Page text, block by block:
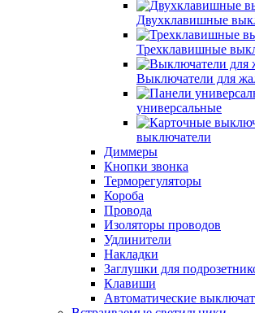
Двухклавишные
Трехклавишные
Выключатели для
универсальные
выключатели
Диммеры
Кнопки звонка
Терморегуляторы
Короба
Провода
Изоляторы проводов
Удлинители
Накладки
Заглушки для
Клавиши
Автоматические